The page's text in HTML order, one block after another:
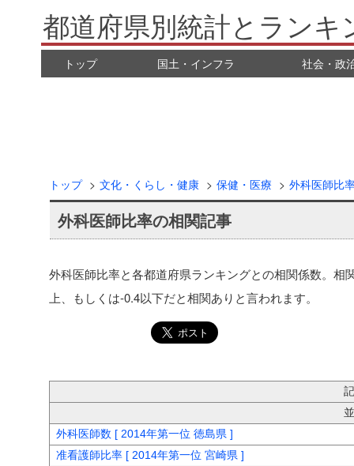
都道府県別統計とランキ
トップ 国土・インフラ 社会・政
トップ 文化・くらし・健康 保健・医療 外科医師比
外科医師比率の相関記事
外科医師比率と各都道府県ランキングとの相関係数。
上、もしくは-0.4以下だと相関ありと言われます。
外科医師数 [ 2014年第一位 徳島県 ]
准看護師比率 [ 2014年第一位 宮崎県 ]